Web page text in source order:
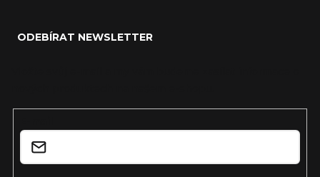
ODEBÍRAT NEWSLETTER